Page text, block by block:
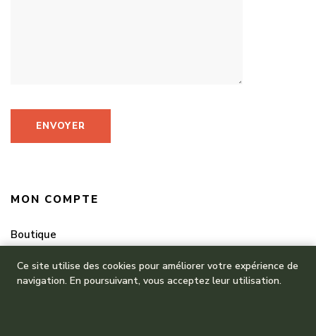
MON COMPTE
Boutique
Mes commandes
Ce site utilise des cookies pour améliorer votre expérience de
navigation. En poursuivant, vous acceptez leur utilisation.